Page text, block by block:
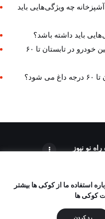
چه ویژگی‌هایی باید
باید داشته باشد؟
چرا کابین خودرو در تابستان تا ۶۰
راه‌ نو نیوز
محفوظ است و هرگونه کپی
ممنوع می باشد.
استفاده ما از کوکی ها بیشتر
کوکی ها